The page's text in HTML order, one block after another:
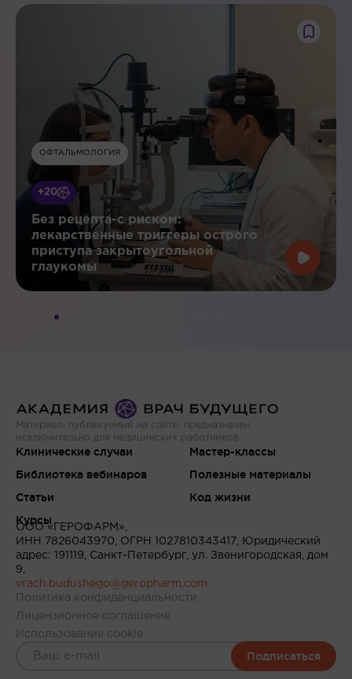
ОФТАЛЬМОЛОГИЯ
+20
Без рецепта-с риском:
лекарственные триггеры острого
приступа закрытоугольной
глаукомы
Материал, публикуемый на сайте, предназначен
исключительно для медицинских работников
Клинические случаи
Библиотека вебинаров
Статьи
Курсы
Мастер-классы
Полезные материалы
Код жизни
ООО «ГЕРОФАРМ»,
ИНН 7826043970, ОГРН 1027810343417, Юридический
адрес: 191119, Санкт-Петербург, ул. Звенигородская, дом
9,
vrach.budushego@geropharm.com
Политика конфиденциальности
Лицензионное соглашение
Использование cookie
Подписаться